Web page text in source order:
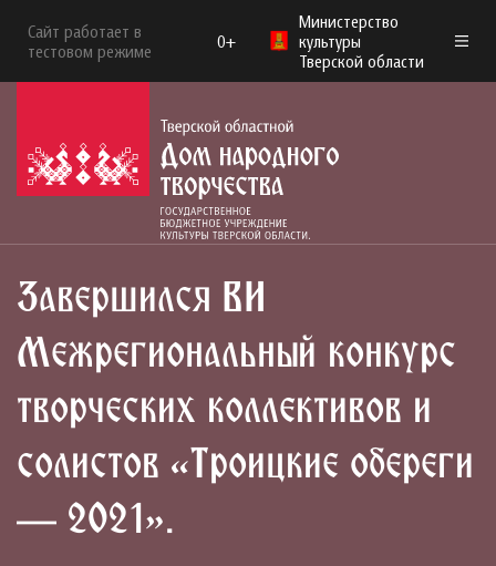
Сайт работает в
тестовом режиме
0+
Министерство
культуры
Тверской области
Завершился VI
Межрегиональный конкурс
творческих коллективов и
солистов «Троицкие обереги
— 2021».